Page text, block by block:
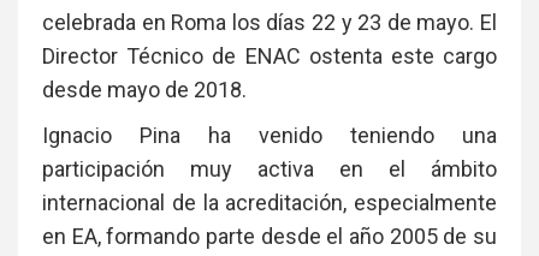
celebrada en Roma los días 22 y 23 de mayo. El
Director Técnico de ENAC ostenta este cargo
desde mayo de 2018.
Ignacio Pina ha venido teniendo una
participación muy activa en el ámbito
internacional de la acreditación, especialmente
en EA, formando parte desde el año 2005 de su